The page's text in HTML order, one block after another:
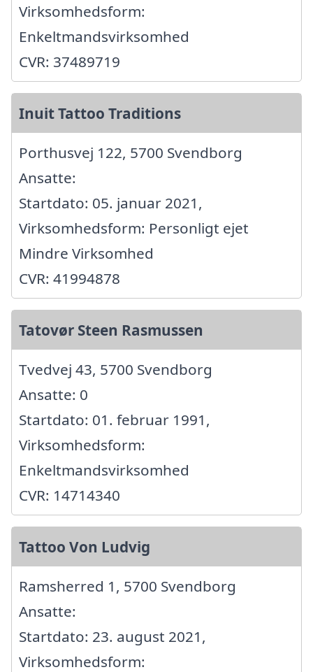
Virksomhedsform:
Enkeltmandsvirksomhed
CVR: 37489719
Inuit Tattoo Traditions
Porthusvej 122, 5700 Svendborg
Ansatte:
Startdato: 05. januar 2021,
Virksomhedsform: Personligt ejet
Mindre Virksomhed
CVR: 41994878
Tatovør Steen Rasmussen
Tvedvej 43, 5700 Svendborg
Ansatte: 0
Startdato: 01. februar 1991,
Virksomhedsform:
Enkeltmandsvirksomhed
CVR: 14714340
Tattoo Von Ludvig
Ramsherred 1, 5700 Svendborg
Ansatte:
Startdato: 23. august 2021,
Virksomhedsform: